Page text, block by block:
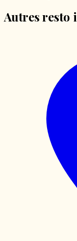
Autres resto